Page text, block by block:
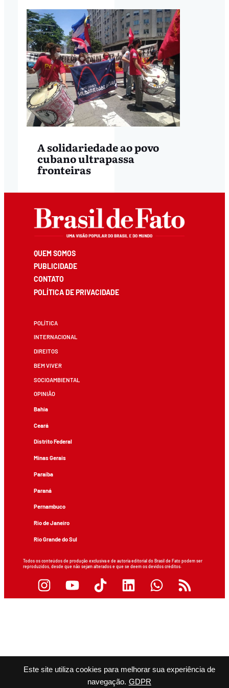
Este site utiliza cookies para melhorar sua experiência de
navegação. GDPR
A solidariedade ao povo
cubano ultrapassa
fronteiras
QUEM SOMOS
PUBLICIDADE
CONTATO
POLÍTICA DE PRIVACIDADE
POLÍTICA
INTERNACIONAL
DIREITOS
BEM VIVER
SOCIOAMBIENTAL
OPINIÃO
Bahia
Ceará
Distrito Federal
Minas Gerais
Paraíba
Paraná
Pernambuco
Rio de Janeiro
Rio Grande do Sul
Todos os conteúdos de produção exclusiva e de autoria editorial do Brasil de Fato podem ser
reproduzidos, desde que não sejam alterados e que se deem os devidos créditos.